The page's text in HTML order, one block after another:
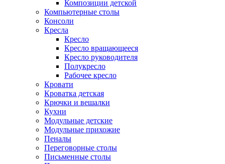
Композиции детской
Компьютерные столы
Консоли
Кресла
Кресло
Кресло вращающееся
Кресло руководителя
Полукресло
Рабочее кресло
Кровати
Кроватка детская
Крючки и вешалки
Кухни
Модульные детские
Модульные прихожие
Пеналы
Переговорные столы
Письменные столы